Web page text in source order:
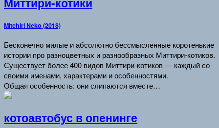
Mitchiri Neko (2018)
Бесконечно милые и абсолютно бессмысленные коротенькие
истории про разноцветных и разнообразных Миттири-котиков.
Существует более 400 видов Миттири-котиков — каждый со
своими именами, характерами и особенностями.
Общая особенность: они слипаются вместе…
котоавтобус в опенинге